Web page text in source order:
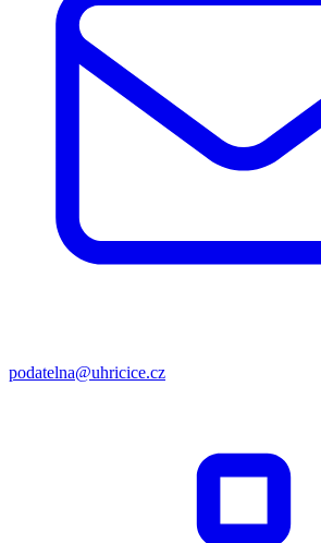
podatelna@uhricice.cz